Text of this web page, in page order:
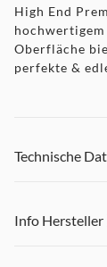
High End
Oberfläche
perfekte &
Technische
Info Hersteller